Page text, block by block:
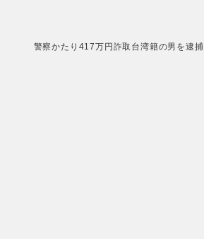
警察かたり417万円詐取台湾籍の男を逮捕